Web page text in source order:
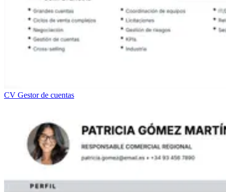
CV Gestor de cuentas